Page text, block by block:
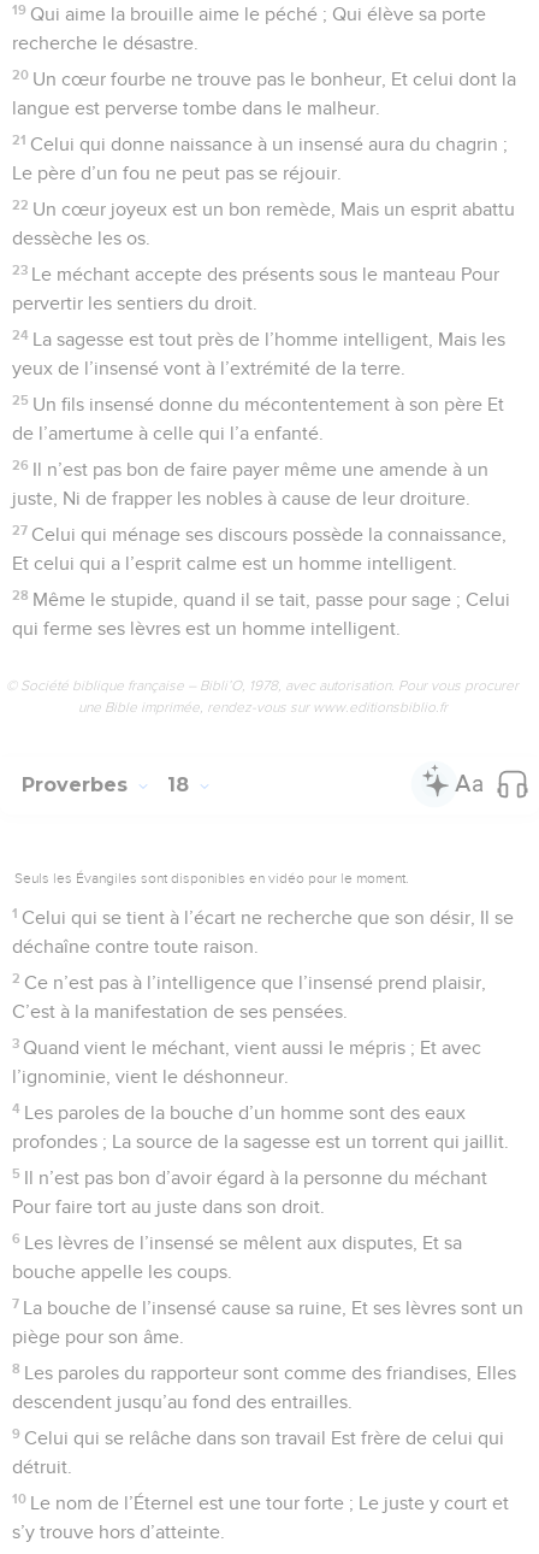
19 Qui aime la brouille aime le péché ; Qui élève sa porte
recherche le désastre.
20 Un cœur fourbe ne trouve pas le bonheur, Et celui dont la
langue est perverse tombe dans le malheur.
21 Celui qui donne naissance à un insensé aura du chagrin ;
Le père d’un fou ne peut pas se réjouir.
22 Un cœur joyeux est un bon remède, Mais un esprit abattu
dessèche les os.
23 Le méchant accepte des présents sous le manteau Pour
pervertir les sentiers du droit.
24 La sagesse est tout près de l’homme intelligent, Mais les
yeux de l’insensé vont à l’extrémité de la terre.
25 Un fils insensé donne du mécontentement à son père Et
de l’amertume à celle qui l’a enfanté.
26 Il n’est pas bon de faire payer même une amende à un
juste, Ni de frapper les nobles à cause de leur droiture.
27 Celui qui ménage ses discours possède la connaissance,
Et celui qui a l’esprit calme est un homme intelligent.
28 Même le stupide, quand il se tait, passe pour sage ; Celui
qui ferme ses lèvres est un homme intelligent.
© Société biblique française – Bibli’O, 1978, avec autorisation. Pour vous procurer
une Bible imprimée, rendez-vous sur www.editionsbiblio.fr
Proverbes 18
Seuls les Évangiles sont disponibles en vidéo pour le moment.
1 Celui qui se tient à l’écart ne recherche que son désir, Il se
déchaîne contre toute raison.
2 Ce n’est pas à l’intelligence que l’insensé prend plaisir,
C’est à la manifestation de ses pensées.
3 Quand vient le méchant, vient aussi le mépris ; Et avec
l’ignominie, vient le déshonneur.
4 Les paroles de la bouche d’un homme sont des eaux
profondes ; La source de la sagesse est un torrent qui jaillit.
5 Il n’est pas bon d’avoir égard à la personne du méchant
Pour faire tort au juste dans son droit.
6 Les lèvres de l’insensé se mêlent aux disputes, Et sa
bouche appelle les coups.
7 La bouche de l’insensé cause sa ruine, Et ses lèvres sont un
piège pour son âme.
8 Les paroles du rapporteur sont comme des friandises, Elles
descendent jusqu’au fond des entrailles.
9 Celui qui se relâche dans son travail Est frère de celui qui
détruit.
10 Le nom de l’Éternel est une tour forte ; Le juste y court et
s’y trouve hors d’atteinte.